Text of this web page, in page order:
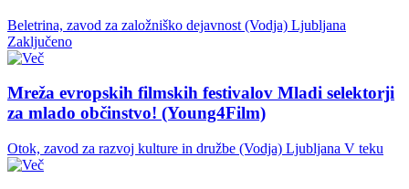
Beletrina, zavod za založniško dejavnost (Vodja) Ljubljana
Zaključeno
Mreža evropskih filmskih festivalov Mladi selektorji
za mlado občinstvo! (Young4Film)
Otok, zavod za razvoj kulture in družbe (Vodja) Ljubljana V teku